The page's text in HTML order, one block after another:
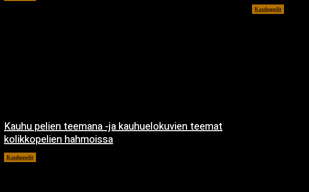
Kauhupelit
Kauhu pelien teemana -ja kauhuelokuvien teemat
kolikkopelien hahmoissa
Kauhupelit